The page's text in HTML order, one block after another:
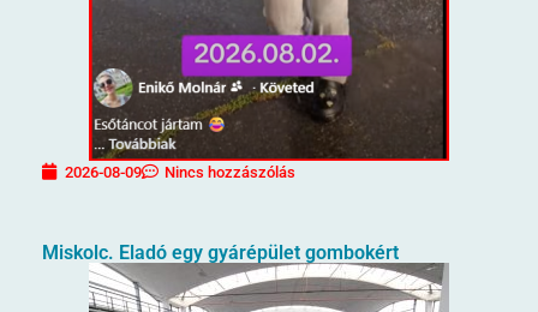
2026-08-09 Nincs hozzászólás
Miskolc. Eladó egy gyárépület gombokért